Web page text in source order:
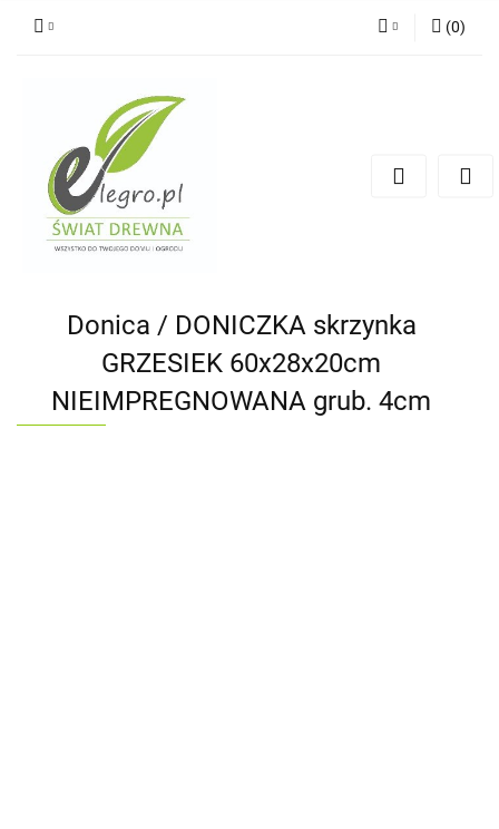
Zgody cookies
(0)
Donica / DONICZKA skrzynka
GRZESIEK 60x28x20cm
NIEIMPREGNOWANA grub. 4cm